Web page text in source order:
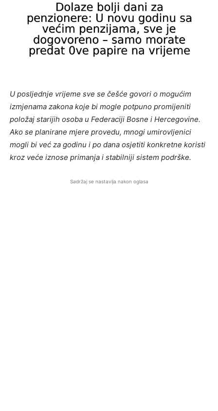
U posljednje vrijeme sve se češće govori o mogućim
izmjenama zakona koje bi mogle potpuno promijeniti
položaj starijih osoba u Federaciji Bosne i Hercegovine.
Ako se planirane mjere provedu, mnogi umirovljenici
mogli bi već za godinu i po dana osjetiti konkretne koristi
kroz veće iznose primanja i stabilniji sistem podrške.
Sadržaj se nastavlja nakon oglasa